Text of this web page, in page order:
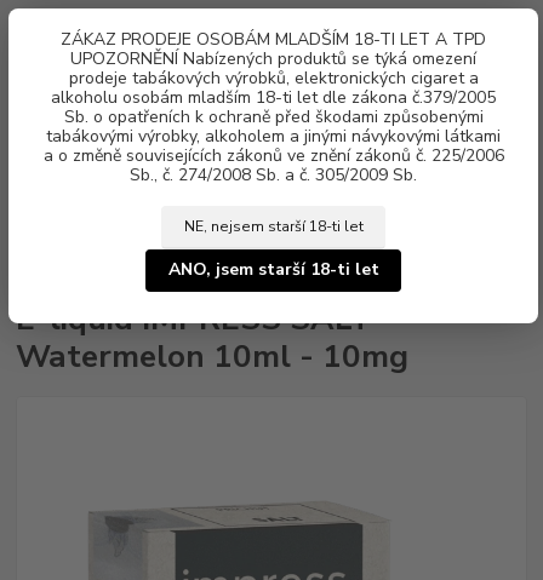
ZÁKAZ PRODEJE OSOBÁM MLADŠÍM 18-TI LET A TPD
UPOZORNĚNÍ Nabízených produktů se týká omezení
prodeje tabákových výrobků, elektronických cigaret a
alkoholu osobám mladším 18-ti let dle zákona č.379/2005
Sb. o opatřeních k ochraně před škodami způsobenými
tabákovými výrobky, alkoholem a jinými návykovými látkami
a o změně souvisejících zákonů ve znění zákonů č. 225/2006
Sb., č. 274/2008 Sb. a č. 305/2009 Sb.
NE, nejsem starší 18-ti let
ANO, jsem starší 18-ti let
Menu
za0 Kč
IMPRESS SALT Watermelon 10ml - 10mg
E-liquid IMPRESS SALT
Watermelon 10ml - 10mg